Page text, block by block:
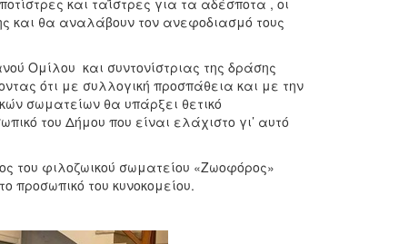
και ταΐστρες για τα αδέσποτα , οι
και θα αναλάβουν τον ανεφοδιασμό τους
Ομίλου και συντονίστριας της δράσης
ότι με συλλογική προσπάθεια και με την
σωματείων θα υπάρξει θετικό
του Δήμου που είναι ελάχιστο γι’ αυτό
του φιλοζωικού σωματείου «Ζωοφόρος»
προσωπικό του κυνοκομείου.